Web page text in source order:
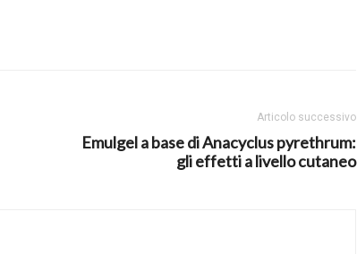
Articolo successivo
Emulgel a base di Anacyclus pyrethrum:
gli effetti a livello cutaneo